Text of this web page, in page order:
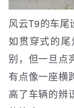
风云T9的车尾
如贯穿式的
别，但一旦点
有点像一座横
高了车辆的辨